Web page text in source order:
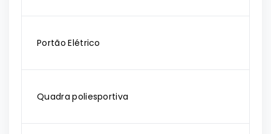
Portão Elétrico
Quadra poliesportiva